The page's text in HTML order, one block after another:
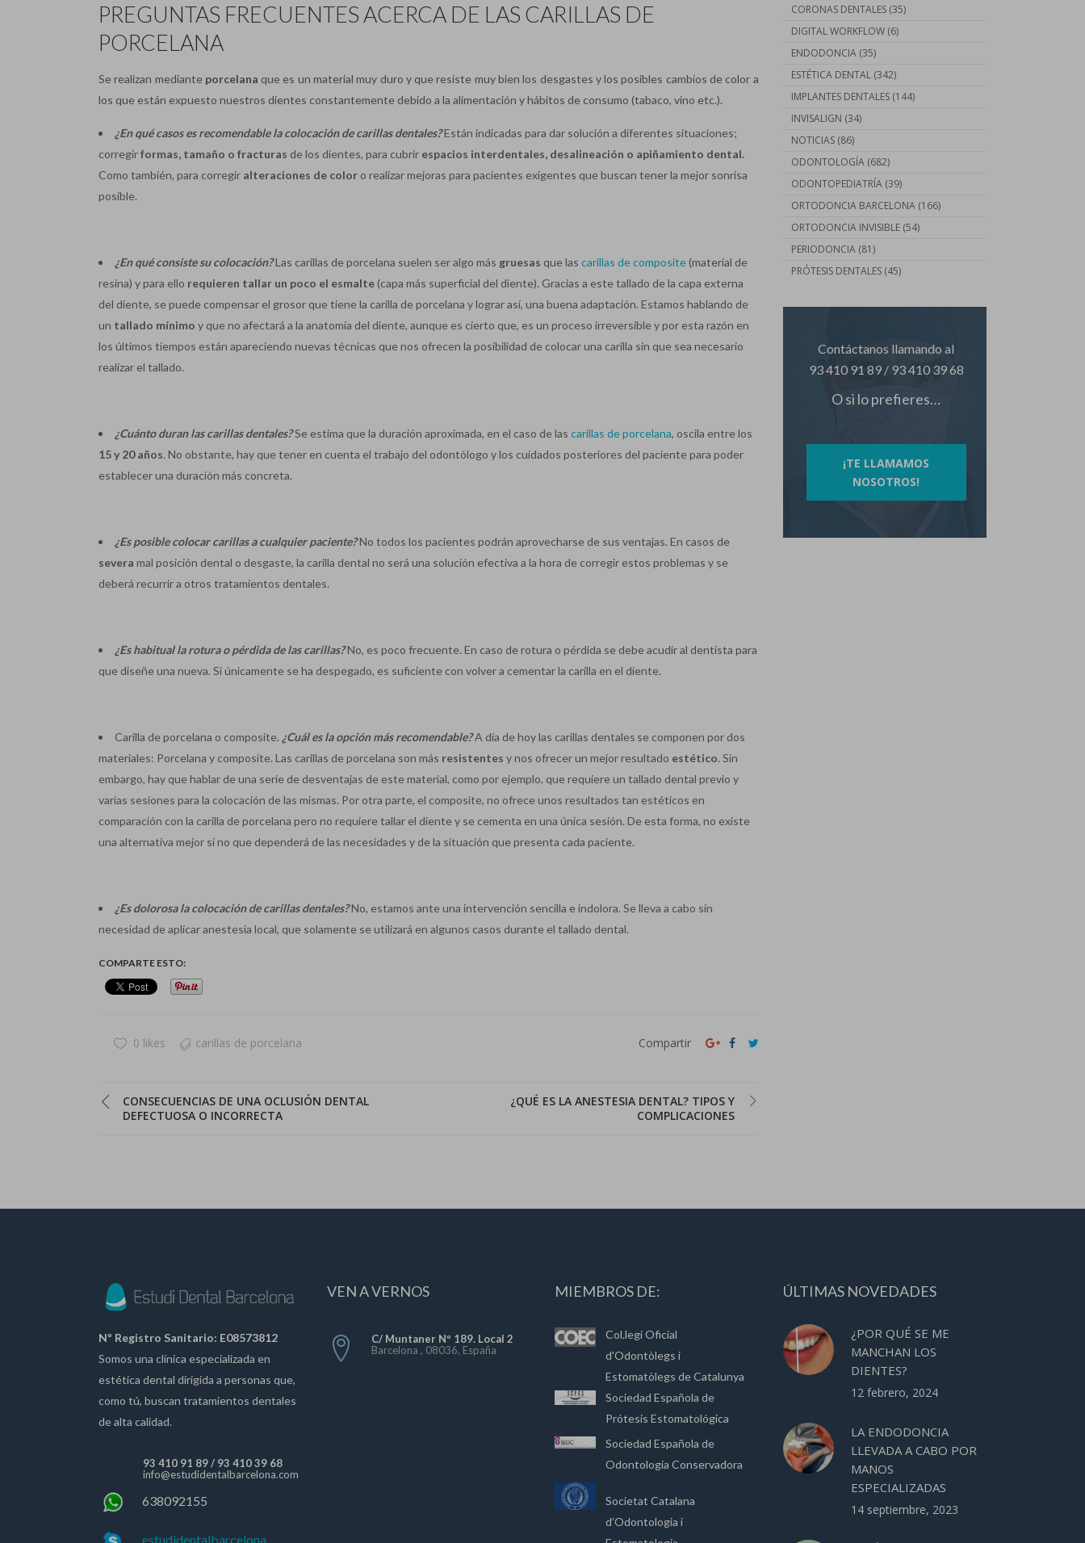
PREGUNTAS FRECUENTES ACERCA DE LAS CARILLAS DE
PORCELANA
Se realizan mediante porcelana que es un material muy duro y que resiste muy bien los desgastes y los posibles cambios de color a
los que están expuesto nuestros dientes constantemente debido a la alimentación y hábitos de consumo (tabaco, vino etc.).
¿En qué casos es recomendable la colocación de carillas dentales?Están indicadas para dar solución a diferentes situaciones;
corregirformas, tamaño o fracturas de los dientes, para cubrir espacios interdentales, desalineación o apiñamiento dental.
Como también, para corregir alteraciones de color o realizar mejoras para pacientes exigentes que buscan tener la mejor sonrisa
posible.
¿En qué consiste su colocación?Las carillas de porcelana suelen ser algo más gruesas que las carillas de composite (material de
resina) y para ello requieren tallar un poco el esmalte (capa más superficial del diente). Gracias a este tallado de la capa externa
del diente, se puede compensar el grosor que tiene la carilla de porcelana y lograr así, una buena adaptación. Estamos hablando de
un tallado mínimo y que no afectará a la anatomía del diente, aunque es cierto que, es un proceso irreversible y por esta razón en
los últimos tiempos están apareciendo nuevas técnicas que nos ofrecen la posibilidad de colocar una carilla sin que sea necesario
realizar el tallado.
¿Cuánto duran las carillas dentales?Se estima que la duración aproximada, en el caso de las carillas de porcelana, oscila entre los
15 y 20 años. No obstante, hay que tener en cuenta el trabajo del odontólogo y los cuidados posteriores del paciente para poder
establecer una duración más concreta.
¿Es posible colocar carillas a cualquier paciente?No todos los pacientes podrán aprovecharse de sus ventajas. En casos de
severa mal posición dental o desgaste, la carilla dental no será una solución efectiva a la hora de corregir estos problemas y se
deberá recurrir a otros tratamientos dentales.
¿Es habitual la rotura o pérdidade las carillas?No, es poco frecuente. En caso de rotura o pérdida se debe acudir al dentista para
que diseñe una nueva. Si únicamente se ha despegado, es suficiente con volver a cementar la carilla en el diente.
Carilla de porcelana o composite. ¿Cuál es la opción más recomendable?A día de hoy las carillas dentales se componen por dos
materiales: Porcelana y composite. Las carillas de porcelana son más resistentes y nos ofrecer un mejor resultado estético. Sin
embargo, hay que hablar de una serie de desventajas de este material, como por ejemplo, que requiere un tallado dental previo y
varias sesiones para la colocación de las mismas. Por otra parte, el composite, no ofrece unos resultados tan estéticos en
comparación con la carilla de porcelana pero no requiere tallar el diente y se cementa en una única sesión. De esta forma, no existe
una alternativa mejor si no que dependerá de las necesidades y de la situación que presenta cada paciente.
¿Es dolorosa la colocación de carillas dentales?No, estamos ante una intervención sencilla e indolora. Se lleva a cabo sin
necesidad de aplicar anestesia local, que solamente se utilizará en algunos casos durante el tallado dental.
COMPARTE ESTO:
0 likes carillas de porcelana Compartir
CONSECUENCIAS DE UNA OCLUSIÓN DENTAL
DEFECTUOSA O INCORRECTA
¿QUÉ ES LA ANESTESIA DENTAL? TIPOS Y
COMPLICACIONES
CORONAS DENTALES(35)
DIGITAL WORKFLOW(6)
ENDODONCIA(35)
ESTÉTICA DENTAL(342)
IMPLANTES DENTALES(144)
INVISALIGN (34)
NOTICIAS(86)
ODONTOLOGÍA(682)
ODONTOPEDIATRÍA(39)
ORTODONCIA BARCELONA(166)
ORTODONCIA INVISIBLE(54)
PERIODONCIA(81)
PRÓTESIS DENTALES(45)
Contáctanos llamando al
93 410 91 89/ 93 410 39 68
O si lo prefieres…
¡TE LLAMAMOS
NOSOTROS!
Nº Registro Sanitario: E08573812
Somos una clínica especializada en
estética dental dirigida a personas que,
como tú, buscan tratamientos dentales
de alta calidad.
93 410 91 89/ 93 410 39 68
info@estudidentalbarcelona.com
638092155
estudidentalbarcelona
VEN A VERNOS
C/ Muntaner Nº 189. Local 2
Barcelona , 08036, España
MIEMBROS DE:
Col.legi Oficial
d'Odontòlegs i
Estomatòlegs de Catalunya
Sociedad Española de
Prótesis Estomatológica
Sociedad Española de
Odontología Conservadora
Societat Catalana
d’Odontologia i
ÚLTIMAS NOVEDADES
¿POR QUÉ SE ME
MANCHAN LOS
DIENTES?
12 febrero, 2024
LA ENDODONCIA
LLEVADA A CABO POR
MANOS
ESPECIALIZADAS
14 septiembre, 2023